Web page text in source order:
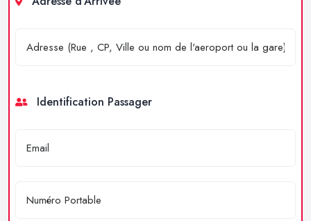
Identification Passager